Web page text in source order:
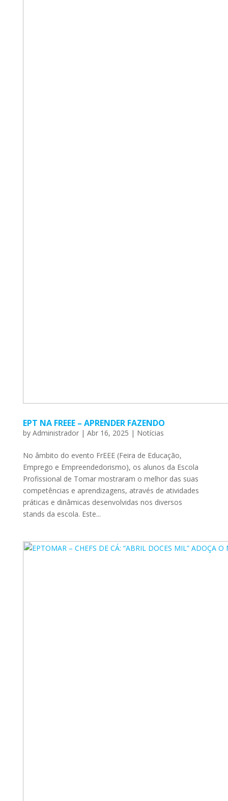
EPT NA FREEE – APRENDER FAZENDO
by Administrador| Abr 16, 2025 | Notícias
No âmbito do evento FrEEE (Feira de Educação,
Emprego e Empreendedorismo), os alunos da Escola
Profissional de Tomar mostraram o melhor das suas
competências e aprendizagens, através de atividades
práticas e dinâmicas desenvolvidas nos diversos
stands da escola. Este...